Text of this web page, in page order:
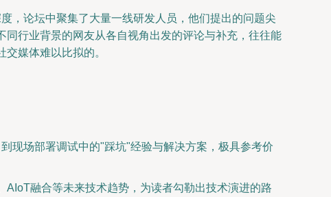
，论坛中聚集了大量一线研发人员，他们提出的问题尖
行业背景的网友从各自视角出发的评论与补充，往往能
媒体难以比拟的。
现场部署调试中的"踩坑"经验与解决方案，极具参考价
融合等未来技术趋势，为读者勾勒出技术演进的路